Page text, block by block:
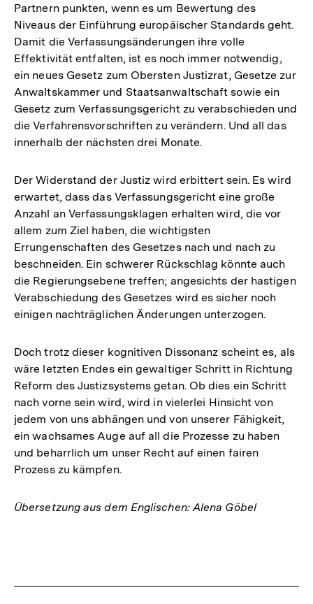
Partnern punkten, wenn es um Bewertung des
Niveaus der Einführung europäischer Standards geht.
Damit die Verfassungsänderungen ihre volle
Effektivität entfalten, ist es noch immer notwendig,
ein neues Gesetz zum Obersten Justizrat, Gesetze zur
Anwaltskammer und Staatsanwaltschaft sowie ein
Gesetz zum Verfassungsgericht zu verabschieden und
die Verfahrensvorschriften zu verändern. Und all das
innerhalb der nächsten drei Monate.
Der Widerstand der Justiz wird erbittert sein. Es wird
erwartet, dass das Verfassungsgericht eine große
Anzahl an Verfassungsklagen erhalten wird, die vor
allem zum Ziel haben, die wichtigsten
Errungenschaften des Gesetzes nach und nach zu
beschneiden. Ein schwerer Rückschlag könnte auch
die Regierungsebene treffen; angesichts der hastigen
Verabschiedung des Gesetzes wird es sicher noch
einigen nachträglichen Änderungen unterzogen.
Doch trotz dieser kognitiven Dissonanz scheint es, als
wäre letzten Endes ein gewaltiger Schritt in Richtung
Reform des Justizsystems getan. Ob dies ein Schritt
nach vorne sein wird, wird in vielerlei Hinsicht von
jedem von uns abhängen und von unserer Fähigkeit,
ein wachsames Auge auf all die Prozesse zu haben
und beharrlich um unser Recht auf einen fairen
Prozess zu kämpfen.
Übersetzung aus dem Englischen: Alena Göbel